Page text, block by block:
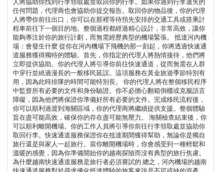
任何問題，代理商也會協助你提交報告。取回你的物品後，你的代理
人將帶你前往出口，你可以在那裡等待預先安排的交通工具或搭乘計
程車前往下一個目的地。整個過程都經過精心設計，非常高效，讓你
能夠專注於你的旅行計劃，而無需經歷典型的機場緊張。 抵達河內機
場：會發生什麼 從你在河內機場下飛機的那一刻起，你將透過快速通
道服務獲得獨特的體驗。首先，你指定的代理人將熱情接待，他們將
立即提供協助。你的代理人將引導你前往快速通道，從而無需在人群
中穿行並繞過漫長的一般移民延誤。這項服務在黃金旅遊季節特別有
用，因為此時排隊的時間可能特別長。 你的代理人將在整個移民程序
中監督所有必要的文件和身份驗證。你不必擔心翻箱倒櫃或克服語言
障礙，因為他們將保證你準備好所有必要的文件。完成移民流程後，
你可以順利過渡到海關區域，你的代理商將繼續提供支援。整個體驗
旨在盡可能高效，確保你的存在盡可能無壓力。 海關檢查結束後，你
可以順利離開機場。你的工作人員將引導你前往行李領取處並協助你
取回行李。快速通道服務保證你在抵達期間獲得幫助，無論你是獨自
旅行還是與家人一起旅行。當你離開機場時，你會感受到一種輕鬆和
溫暖的感覺，因為你準備開始你的越南探險而沒有典型的旅行焦慮。
為什麼越南快速通道服務是旅行者必須嘗試的 總之，河內機場的越南